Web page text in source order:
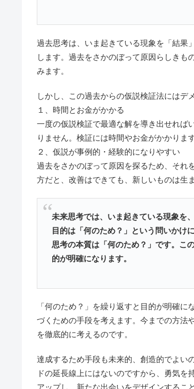
過去思考は、いま起きている現象を「結果
します。過去をさかのぼって原因らしきも
みます。
しかし、この過去からの仮説検証法にはデ
１、時間とお金がかかる
一度の仮説検証で最適な解を導き出せれば
りません。検証には時間やお金がかかりま
２、仮説が事例的・経験的になりやすい
過去をさかのぼって原因を探るため、それ
方だと、改善はできても、新しいものは生
未来思考では、いま起きている現象を
目的は「何のため？」という問いかけ
思考の本質は「何のため？」です。こ
的が明確になります。
「何のため？」を繰り返すと目的が明確
づくための手段を考えます。今までの方法
を徹底的に考えるのです。
達成するため手段も未来的、創造的でよい
ドの延長線上にはないのですから、勇気を